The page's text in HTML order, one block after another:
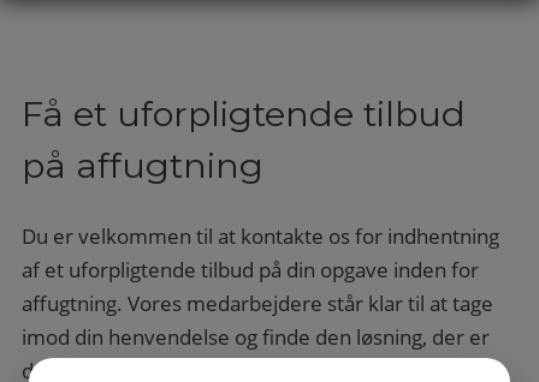
Få et uforpligtende tilbud
på affugtning
Du er velkommen til at kontakte os for indhentning
af et uforpligtende tilbud på din opgave inden for
affugtning. Vores medarbejdere står klar til at tage
imod din henvendelse og finde den løsning, der er
den bedste for din opgave. Kontakt os også, hvis du